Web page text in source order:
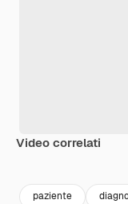
Video correlati
paziente